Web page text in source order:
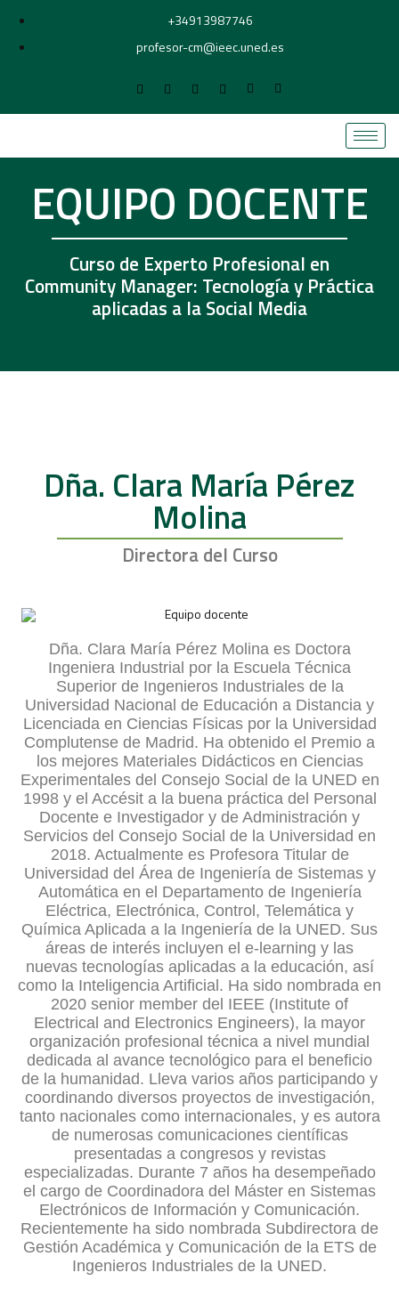
+34913987746
profesor-cm@ieec.uned.es
EQUIPO DOCENTE
Curso de Experto Profesional en
Community Manager: Tecnología y Práctica
aplicadas a la Social Media
Dña. Clara María Pérez
Molina
Directora del Curso
Dña. Clara María Pérez Molina es Doctora
Ingeniera Industrial por la Escuela Técnica
Superior de Ingenieros Industriales de la
Universidad Nacional de Educación a Distancia y
Licenciada en Ciencias Físicas por la Universidad
Complutense de Madrid. Ha obtenido el Premio a
los mejores Materiales Didácticos en Ciencias
Experimentales del Consejo Social de la UNED en
1998 y el Accésit a la buena práctica del Personal
Docente e Investigador y de Administración y
Servicios del Consejo Social de la Universidad en
2018. Actualmente es Profesora Titular de
Universidad del Área de Ingeniería de Sistemas y
Automática en el Departamento de Ingeniería
Eléctrica, Electrónica, Control, Telemática y
Química Aplicada a la Ingeniería de la UNED. Sus
áreas de interés incluyen el e-learning y las
nuevas tecnologías aplicadas a la educación, así
como la Inteligencia Artificial. Ha sido nombrada en
2020 senior member del IEEE (Institute of
Electrical and Electronics Engineers), la mayor
organización profesional técnica a nivel mundial
dedicada al avance tecnológico para el beneficio
de la humanidad. Lleva varios años participando y
coordinando diversos proyectos de investigación,
tanto nacionales como internacionales, y es autora
de numerosas comunicaciones científicas
presentadas a congresos y revistas
especializadas. Durante 7 años ha desempeñado
el cargo de Coordinadora del Máster en Sistemas
Electrónicos de Información y Comunicación.
Recientemente ha sido nombrada Subdirectora de
Gestión Académica y Comunicación de la ETS de
Ingenieros Industriales de la UNED.